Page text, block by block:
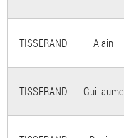
TISSERAND Alain
TISSERAND Guillaume